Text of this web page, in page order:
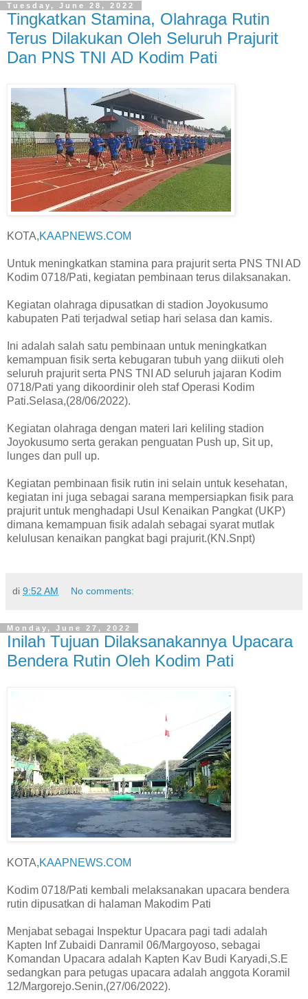
Tuesday, June 28, 2022
Tingkatkan Stamina, Olahraga Rutin
Terus Dilakukan Oleh Seluruh Prajurit
Dan PNS TNI AD Kodim Pati
KOTA,KAAPNEWS.COM
Untuk meningkatkan stamina para prajurit serta PNS TNI AD
Kodim 0718/Pati, kegiatan pembinaan terus dilaksanakan.
Kegiatan olahraga dipusatkan di stadion Joyokusumo
kabupaten Pati terjadwal setiap hari selasa dan kamis.
Ini adalah salah satu pembinaan untuk meningkatkan
kemampuan fisik serta kebugaran tubuh yang diikuti oleh
seluruh prajurit serta PNS TNI AD seluruh jajaran Kodim
0718/Pati yang dikoordinir oleh staf Operasi Kodim
Pati.Selasa,(28/06/2022).
Kegiatan olahraga dengan materi lari keliling stadion
Joyokusumo serta gerakan penguatan Push up, Sit up,
lunges dan pull up.
Kegiatan pembinaan fisik rutin ini selain untuk kesehatan,
kegiatan ini juga sebagai sarana mempersiapkan fisik para
prajurit untuk menghadapi Usul Kenaikan Pangkat (UKP)
dimana kemampuan fisik adalah sebagai syarat mutlak
kelulusan kenaikan pangkat bagi prajurit.(KN.Snpt)
di 9:52 AM No comments:
Monday, June 27, 2022
Inilah Tujuan Dilaksanakannya Upacara
Bendera Rutin Oleh Kodim Pati
KOTA,KAAPNEWS.COM
Kodim 0718/Pati kembali melaksanakan upacara bendera
rutin dipusatkan di halaman Makodim Pati
Menjabat sebagai Inspektur Upacara pagi tadi adalah
Kapten Inf Zubaidi Danramil 06/Margoyoso, sebagai
Komandan Upacara adalah Kapten Kav Budi Karyadi,S.E
sedangkan para petugas upacara adalah anggota Koramil
12/Margorejo.Senin,(27/06/2022).